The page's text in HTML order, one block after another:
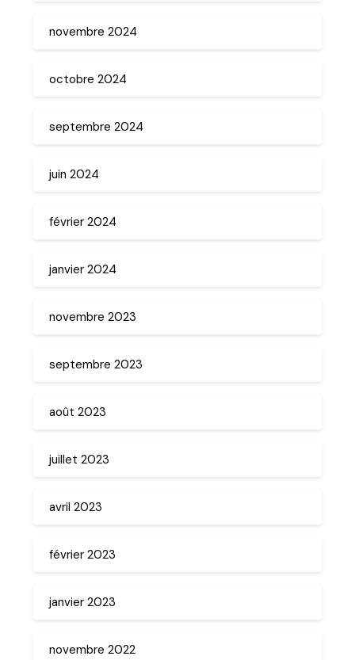
novembre 2024
octobre 2024
septembre 2024
juin 2024
février 2024
janvier 2024
novembre 2023
septembre 2023
août 2023
juillet 2023
avril 2023
février 2023
janvier 2023
novembre 2022